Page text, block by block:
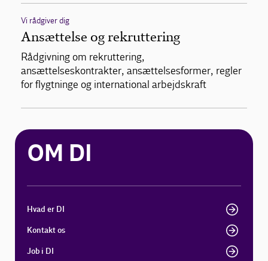
Vi rådgiver dig
Ansættelse og rekruttering
Rådgivning om rekruttering,
ansættelseskontrakter, ansættelsesformer, regler
for flygtninge og international arbejdskraft
OM DI
Hvad er DI
Kontakt os
Job i DI